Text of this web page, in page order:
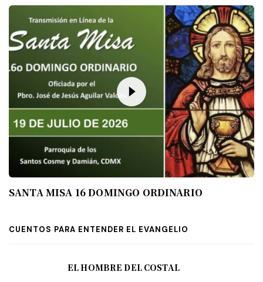
SANTA MISA 16 DOMINGO ORDINARIO
CUENTOS PARA ENTENDER EL EVANGELIO
EL HOMBRE DEL COSTAL